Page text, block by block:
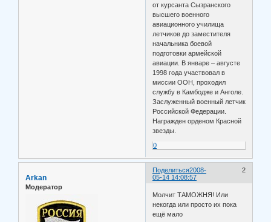
от курсанта Сызранского
высшего военного
авиационного училища
летчиков до заместителя
начальника боевой
подготовки армейской
авиации. В январе – августе
1998 года участвовал в
миссии ООН, проходил
службу в Камбодже и Анголе.
Заслуженный военный летчик
Российской Федерации.
Награжден орденом Красной
звезды.
0
Поделиться 2
2008-
05-14 14:08:57
Arkan
Модератор
Молчит ТАМОЖНЯ! Или
некогда или просто их пока
ещё мало